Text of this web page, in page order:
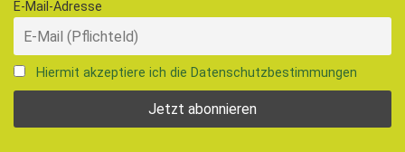
E-Mail-Adresse
Hiermit akzeptiere ich die Datenschutzbestimmungen